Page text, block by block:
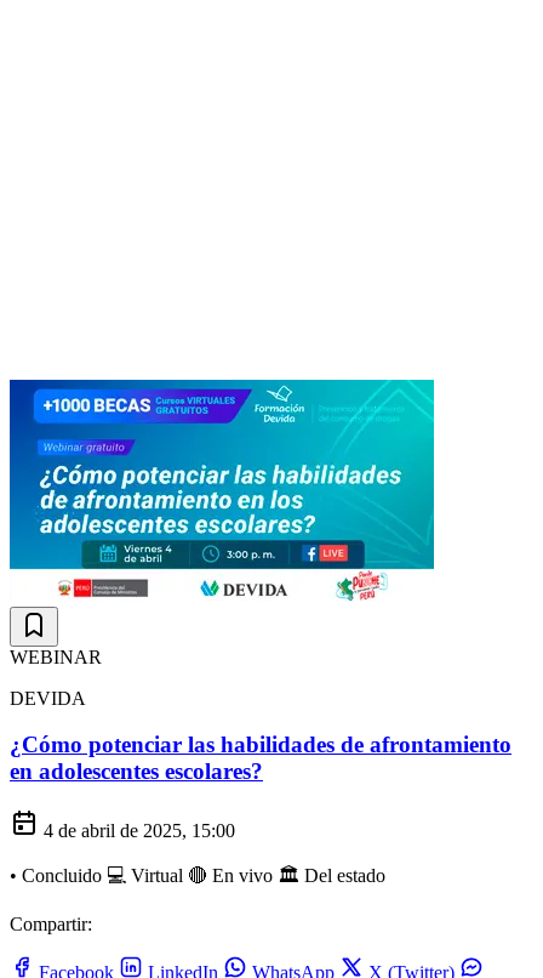
WEBINAR
DEVIDA
¿Cómo potenciar las habilidades de afrontamiento
en adolescentes escolares?
4 de abril de 2025, 15:00
• Concluido 💻 Virtual 🔴 En vivo 🏛️ Del estado
Compartir:
Facebook LinkedIn WhatsApp X (Twitter)